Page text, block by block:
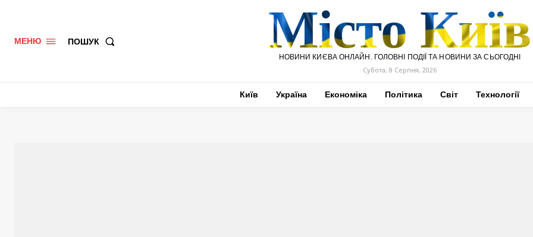
МЕНЮ ПОШУК Місто Київ
НОВИНИ КИЄВА ОНЛАЙН. ГОЛОВНІ ПОДІЇ ТА НОВИНИ ЗА СЬОГОДНІ
Субота, 8 Серпня, 2026
Київ Україна Економіка Політика Світ Технології